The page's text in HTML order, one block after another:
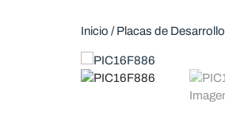
Inicio /Placas de Desarrollo